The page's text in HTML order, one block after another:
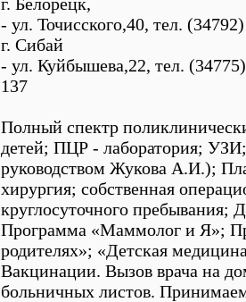
- ул. Точисского,40, тел.
г. Сибай
- ул. Куйбышева,22, тел.
137
Полный спектр
детей; ПЦР - лаборатория;
руководством Жукова А.И.);
хирургия; собственная
круглосуточного пребывания;
Программа «Маммолог и Я»;
родителях»; «Детская
Вакцинации. Вызов врача на
больничных листов.